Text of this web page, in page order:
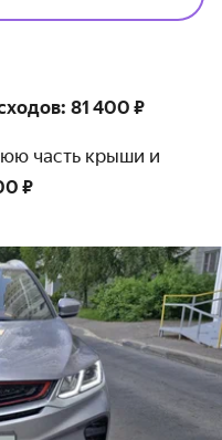
81 400 ₽
часть крыши и
₽